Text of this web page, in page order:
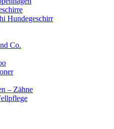
Hundegeschirr
Co.
– Zähne